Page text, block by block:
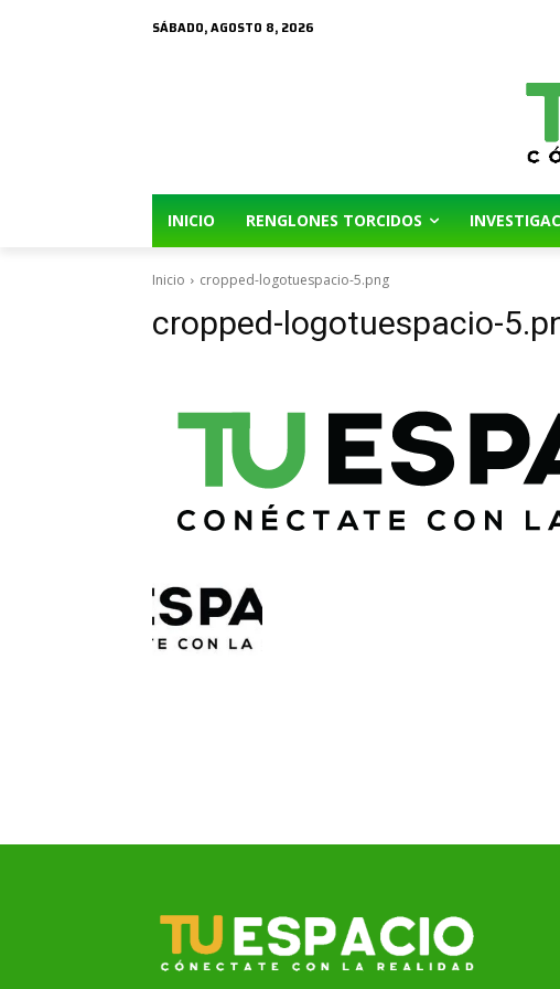
SÁBADO, AGOSTO 8, 2026
INICIO RENGLONES TORCIDOS
Inicio cropped-logotuespacio-5.png
cropped-logotuespacio-